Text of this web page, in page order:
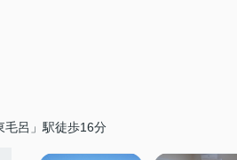
毛呂」駅徒歩16分